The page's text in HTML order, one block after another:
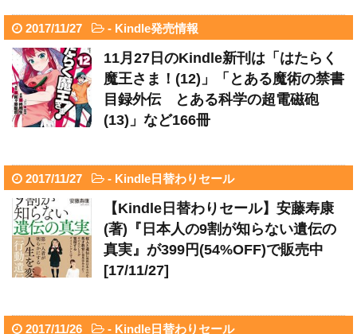
2017/11/27 - Kindle発売情報
11月27日のKindle新刊は「はたらく
魔王さま！(12)」「とある魔術の禁書
目録外伝 とある科学の超電磁砲
(13)」など166冊
2017/11/27 - Kindle日替わりセール
【Kindle日替わりセール】安藤寿康
(著)『日本人の9割が知らない遺伝の
真実』が399円(54%OFF)で販売中
[17/11/27]
2017/11/26 - Kindle日替わりセール